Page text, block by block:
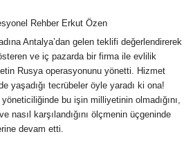
Antalya’dan gelen teklifi değerlendirerek
ve iç pazarda bir firma ile evlilik
Rusya operasyonunu yönetti. Hizmet
yaşadığı tecrübeler öyle yaradı ki ona!
bu işin milliyetinin olmadığını,
nasıl karşılandığını ölçmenin üçgeninde
devam etti.